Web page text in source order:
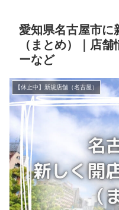
愛知県名古屋市に
（まとめ）｜店
ーなど
【休止中】新規店舗（名古屋）